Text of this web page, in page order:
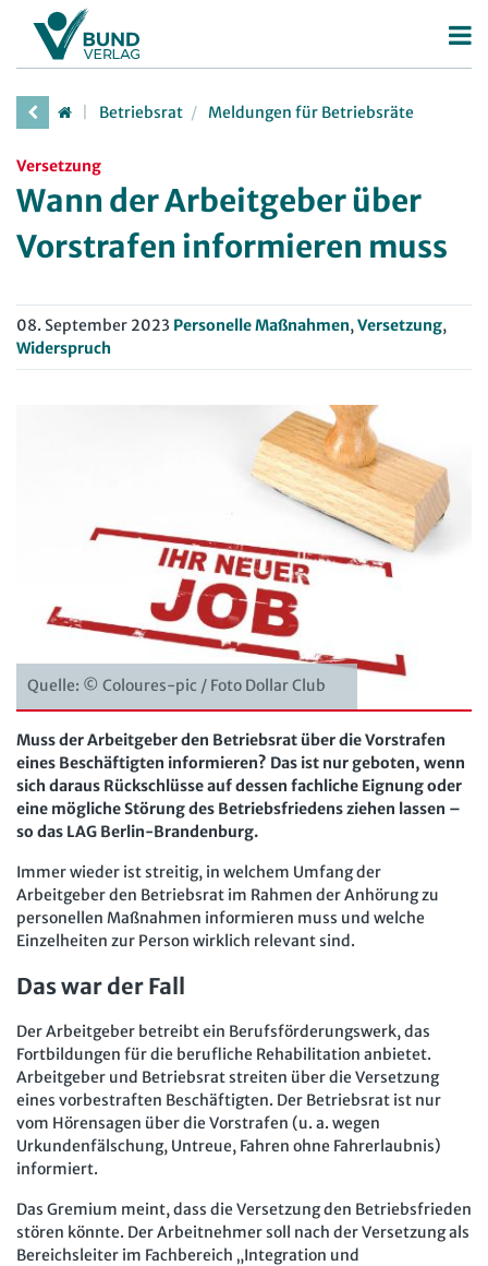
Betriebsrat
Betriebsratsarbeit
Mitbestimmung
Arbeitsschutz
Deutscher Betriebsrätepreis
Personalvertretungsrecht
Arbeitsschutz
Beschäftigtendatenschutz
Lexikon
Arbeit in der MAV
Bücher
Arbeitsrecht im Betrieb
Der Personalrat
Computer und Arbeit
Gute Arbeit
Betriebsrat und Mitbestimmung
Arbeitsschutz und Mitbestimmung
Schwerbehindertenrecht und Inklusion
Mitbestimmung
Arbeit und Recht
Soziales Recht
Digitales Arbeits- und Sozialrecht
Soziale Sicherheit
Betriebsratswissen online
Beschäftigtendatenschutz online
Personalratswissen online
Schwerbehindertenrecht online
Arbeitszeit online
KI-Praxis Arbeitsrecht online
JAV-Praxis online
Software
Newsletter
Abo
mein Bund-Online
Presse Interne Meldestelle
Datenschutz
AGB Impressum
Kontakt
Erklärung zur Barrierefreiheit
Widerruf
Widerrufsrecht
Verlag
Karriere Buchhandel
Betriebsrat Meldungen für Betriebsräte
Versetzung
Wann der Arbeitgeber über
Vorstrafen informieren muss
08. September 2023 Personelle Maßnahmen,Versetzung,
Widerspruch
Quelle: © Coloures-pic / Foto Dollar Club
Muss der Arbeitgeber den Betriebsrat über die Vorstrafen
eines Beschäftigten informieren? Das ist nur geboten, wenn
sich daraus Rückschlüsse auf dessen fachliche Eignung oder
eine mögliche Störung des Betriebsfriedens ziehen lassen –
so das LAG Berlin-Brandenburg.
Immer wieder ist streitig, in welchem Umfang der
Arbeitgeber den Betriebsrat im Rahmen der Anhörung zu
personellen Maßnahmen informieren muss und welche
Einzelheiten zur Person wirklich relevant sind.
Das war der Fall
Der Arbeitgeber betreibt ein Berufsförderungswerk, das
Fortbildungen für die berufliche Rehabilitation anbietet.
Arbeitgeber und Betriebsrat streiten über die Versetzung
eines vorbestraften Beschäftigten. Der Betriebsrat ist nur
vom Hörensagen über die Vorstrafen (u. a. wegen
Urkundenfälschung, Untreue, Fahren ohne Fahrerlaubnis)
informiert.
Das Gremium meint, dass die Versetzung den Betriebsfrieden
stören könnte. Der Arbeitnehmer soll nach der Versetzung als
Bereichsleiter im Fachbereich „Integration und